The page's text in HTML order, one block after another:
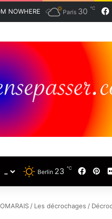
NOWHERE Paris 30 ℃
Berlin 23 ℃
/ Les décrochages /